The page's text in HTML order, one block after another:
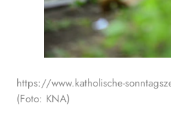
https://www.katholische-
(Foto: KNA)